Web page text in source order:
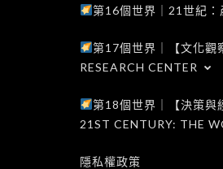
第16個世界｜21世紀
第17個世界｜【文化觀
RESEARCH CENTER
第18個世界｜【決策
21ST CENTURY: THE
隱私權政策